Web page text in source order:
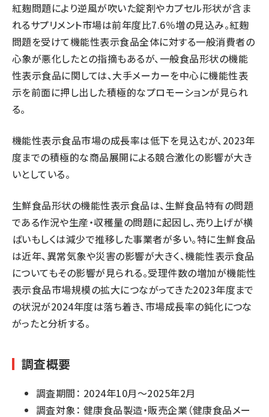
紅麹問題により逆風が吹いた錠剤やカプセル形状が含ま
れるサプリメント市場は前年度比7.6％増の見込み。紅麹
問題を受けて機能性表示食品全体に対する一般消費者の
心象が悪化したとの指摘もあるが、一般食品形状の機能
性表示食品に関しては、大手メーカーを中心に機能性表
示を前面に押し出した積極的なプロモーションが見られ
る。
機能性表示食品市場の成長率は低下を見込むが、2023年
度までの積極的な商品展開による競合激化の影響が大き
いとしている。
生鮮食品形状の機能性表示食品は、生鮮食品特有の問題
である作況や生産・収穫量の問題に起因し、売り上げが横
ばいもしくは減少で推移した事業者が多い。特に生鮮食品
は近年、異常気象や災害の影響が大きく、機能性表示食品
についてもその影響が見られる。受理件数の増加が機能性
表示食品市場規模の拡大につながってきた2023年度まで
の状況が2024年度は落ち着き、市場成長率の鈍化につな
がったと分析する。
調査概要
調査期間： 2024年10月～2025年2月
調査対象： 健康食品製造・販売企業（健康食品メー